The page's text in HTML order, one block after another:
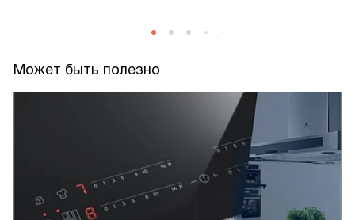
Может быть полезно